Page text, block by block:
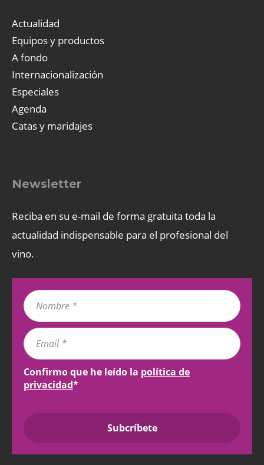
Actualidad
Equipos y productos
A fondo
Internacionalización
Especiales
Agenda
Catas y maridajes
Newsletter
Reciba en su e-mail de forma gratuita toda la
actualidad indispensable para el profesional del
vino.
Confirmo que he leído la política de
privacidad*